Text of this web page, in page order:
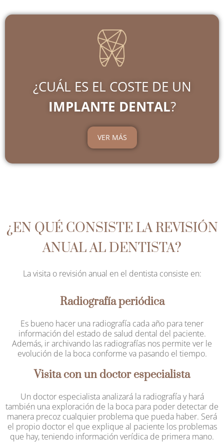
¿CUÁL ES EL COSTE DE UN
IMPLANTE DENTAL?
VER MÁS
¿EN QUÉ CONSISTE LA REVISIÓN
ANUAL AL DENTISTA?
La visita o revisión anual en el dentista consiste en:
Radiografía periódica
Es bueno hacer una radiografía cada año para tener
información del estado de salud dental del paciente.
Además, ir archivando las radiografías nos permite ver le
evolución de la boca conforme va pasando el tiempo.
Visita con un doctor especialista
Un doctor especialista analizará la radiografía y hará
también una exploración de la boca para poder detectar de
manera precoz cualquier problema que pueda haber. Será
el propio doctor el que explique al paciente los problemas
que hay, teniendo información verídica de primera mano.